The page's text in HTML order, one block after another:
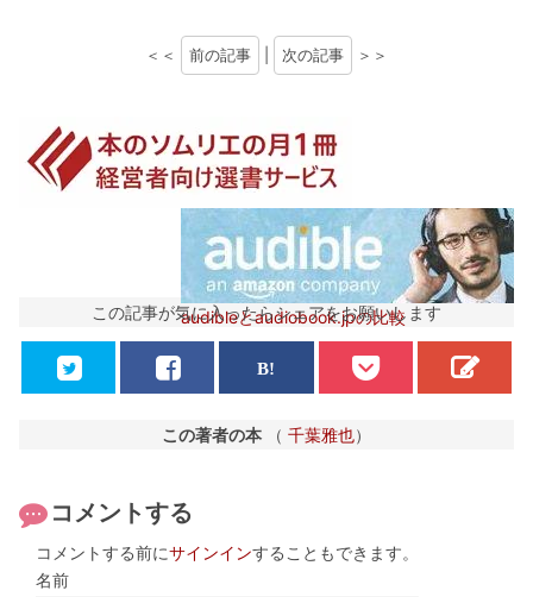
＜＜ 前の記事 次の記事 ＞＞
audibleとaudiobook.jpの比較
この記事が気に入ったらシェアをお願いします
この著者の本 （ 千葉雅也）
コメントする
コメントする前にサインインすることもできます。
名前